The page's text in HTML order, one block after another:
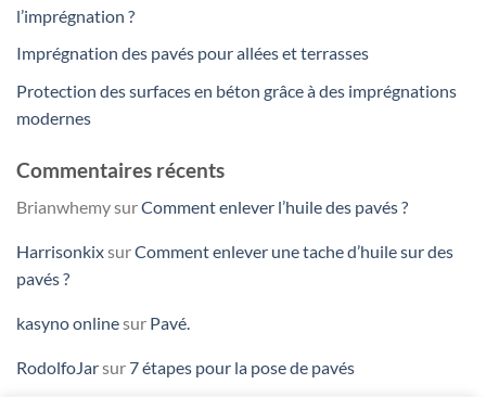
l’imprégnation ?
Imprégnation des pavés pour allées et terrasses
Protection des surfaces en béton grâce à des imprégnations
modernes
Commentaires récents
BrianwhemysurComment enlever l’huile des pavés ?
HarrisonkixsurComment enlever une tache d’huile sur des
pavés ?
kasyno onlinesur Pavé.
RodolfoJarsur7 étapes pour la pose de pavés